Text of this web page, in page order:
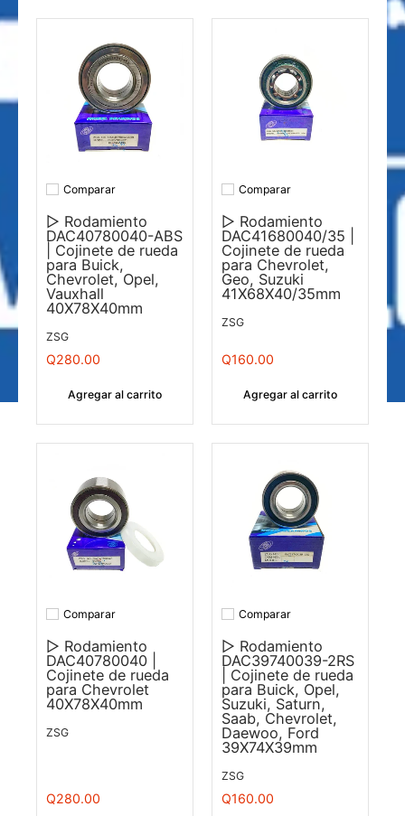
Añadir a comparar
Comparar
▷ Rodamiento
DAC40780040-ABS
| Cojinete de rueda
para Buick,
Chevrolet, Opel,
Vauxhall
40X78X40mm
ZSG
Q280.00
Agregar al carrito
Añadir a comparar
Comparar
▷ Rodamiento
DAC41680040/35 |
Cojinete de rueda
para Chevrolet,
Geo, Suzuki
41X68X40/35mm
ZSG
Q160.00
Agregar al carrito
Añadir a comparar
Comparar
▷ Rodamiento
DAC40780040 |
Cojinete de rueda
para Chevrolet
40X78X40mm
ZSG
Q280.00
Añadir a comparar
Comparar
▷ Rodamiento
DAC39740039-2RS
| Cojinete de rueda
para Buick, Opel,
Suzuki, Saturn,
Saab, Chevrolet,
Daewoo, Ford
39X74X39mm
ZSG
Q160.00